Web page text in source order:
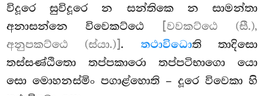
විදූරෙ සුවිදූරෙ න සන්තිකෙ න සාමන්තා
අනාසන්නෙ විවෙකට්ඨෙ
[වවකට්ඨෙ (සී.),
අනුපකට්ඨෙ (ස්යා.)]. තථාවිධොති තාදිසො
තස්සණ්ඨිතො තප්පකාරො තප්පටිභාගො යො
සො මොහනස්මිං පගාළ්හොති – දූරෙ විවෙකා හි